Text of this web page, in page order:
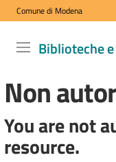
Vai al contenuto
Vai alla navigazione
Vai al footer
Comune di Modena
Biblioteche
Biblioteche
Storico
COMUNE DI
Non
You are not
resource.